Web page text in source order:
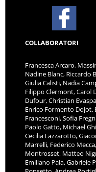
COLLABORATORI
Francesca Arcaro,
Nadine Blanc, Riccardo
Giulia Calisti, Nadia
Filippo Clermont, Carol
Dufour, Christian
Enrico Formento Dojot,
Francesconi, Sofia
Paolo Gatto, Michael
Cecilia Lazzarotto,
Marrelli, Federico
Montrosset, Matteo
Emiliano Pala, Gabriele